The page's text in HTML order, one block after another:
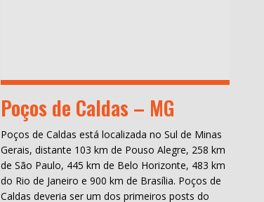
Poços de Caldas – MG
Poços de Caldas está localizada no Sul de Minas
Gerais, distante 103 km de Pouso Alegre, 258 km
de São Paulo, 445 km de Belo Horizonte, 483 km
do Rio de Janeiro e 900 km de Brasília. Poços de
Caldas deveria ser um dos primeiros posts do